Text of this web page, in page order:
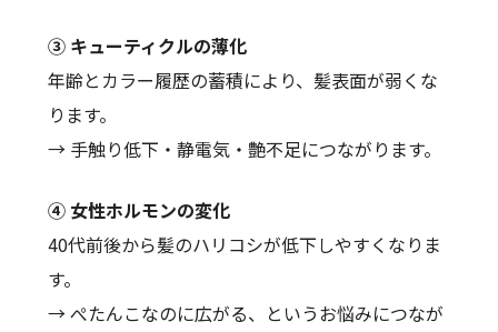
③ キューティクルの薄化
年齢とカラー履歴の蓄積により、髪表面が弱くな
ります。
→ 手触り低下・静電気・艶不足につながります。
④ 女性ホルモンの変化
40代前後から髪のハリコシが低下しやすくなりま
す。
→ ぺたんこなのに広がる、というお悩みにつなが